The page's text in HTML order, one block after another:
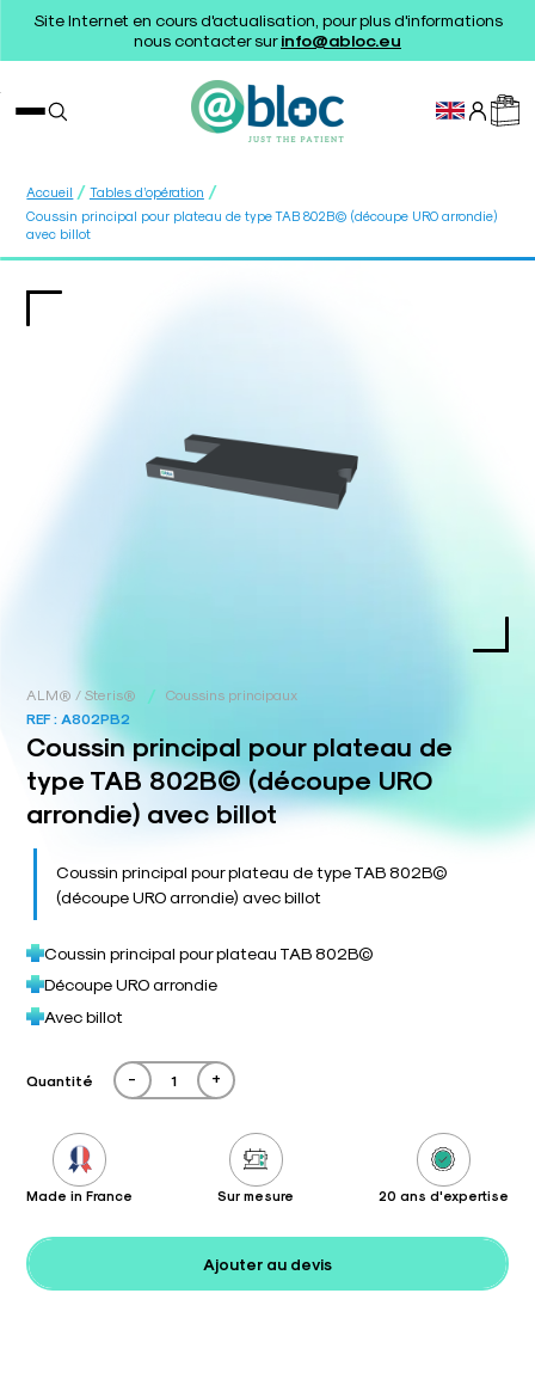
Site Internet en cours d'actualisation, pour plus d'informations
nous contacter surinfo@abloc.eu
Accueil / Tables d’opération /
Coussin principal pour plateau de type TAB 802B© (découpe URO arrondie)
avec billot
ALM® / Steris® /
Coussins principaux
REF : A802PB2
Coussin principal pour plateau de
type TAB 802B© (découpe URO
arrondie) avec billot
Coussin principal pour plateau de type TAB 802B©
(découpe URO arrondie) avec billot
Coussin principal pour plateau TAB 802B©
Découpe URO arrondie
Avec billot
Quantité - +
Made in France Sur mesure 20 ans d'expertise
Ajouter au devis